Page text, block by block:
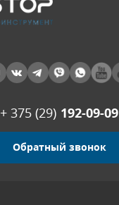
+ 375 (29) 192-09-09
Обратный звонок